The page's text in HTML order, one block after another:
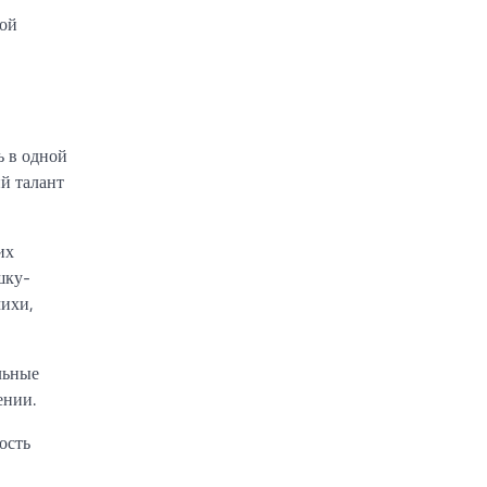
в одной
талант